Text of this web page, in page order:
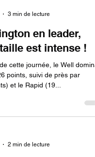
3 min de lecture
en leader,
est intense !
journée, le Well dominait
points, suivi de près par
Verviers (20 points) et le Rapid (19...
2 min de lecture